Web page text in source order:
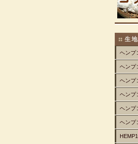
生
ヘンプ
ヘンプ
ヘンプ
ヘンプ
ヘンプ
ヘンプ